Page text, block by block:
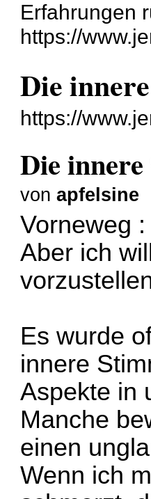
Erfahrungen
https://
Die
https://
Die
vonapfelsine
Vorneweg
Aber ich
Es wurde
innere
Aspekte in
Manche
einen
Wenn ich